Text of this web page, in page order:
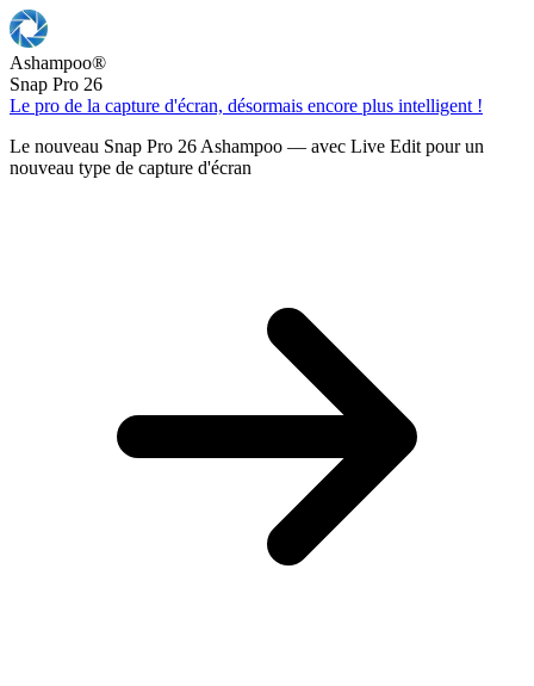
Ashampoo®
Snap Pro 26
Le pro de la capture d'écran, désormais encore plus intelligent !
Le nouveau Snap Pro 26 Ashampoo — avec Live Edit pour un
nouveau type de capture d'écran